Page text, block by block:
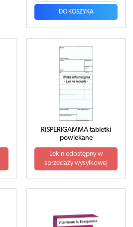
DO KOSZYKA
RISPERIGAMMA tabletki
powlekane
Lek niedostępny w
sprzedaży wysyłkowej